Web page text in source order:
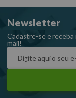
Fabricante/
Newsletter
Cadastre-se e receba
mail!